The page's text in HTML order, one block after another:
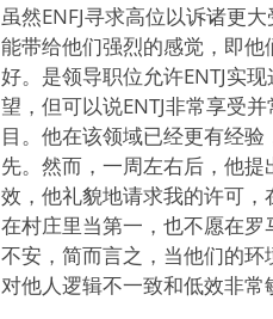
虽然ENFJ寻求高位以诉诸更
能带给他们强烈的感觉，即
好。是领导职位允许ENTJ实
望，但可以说ENTJ非常享受
目。他在该领域已经更有经
先。然而，一周左右后，他
效，他礼貌地请求我的许可，
在村庄里当第一，也不愿在罗
不安，简而言之，当他们的环
对他人逻辑不一致和低效非常